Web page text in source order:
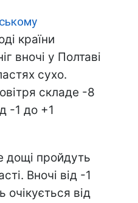
країни
вночі у Полтаві
сухо.
складе -8
-1 до +1
дощі пройдуть
Вночі від -1
очікується від